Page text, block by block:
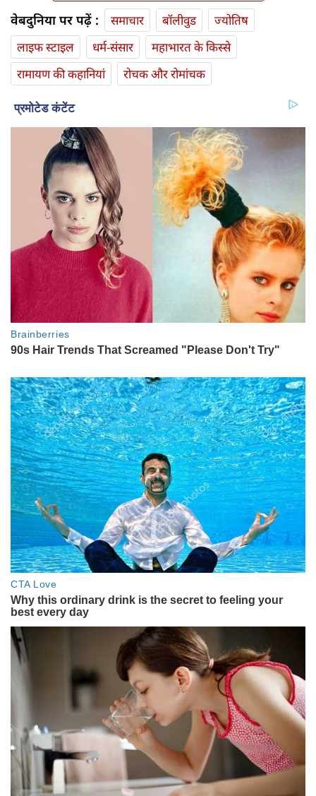
वेबदुनिया पर पढ़ें : समाचार बॉलीवुड
ज्योतिष
लाइफ स्‍टाइल
धर्म-संसार
महाभारत के किस्से
रामायण की कहानियां
रोचक और रोमांचक